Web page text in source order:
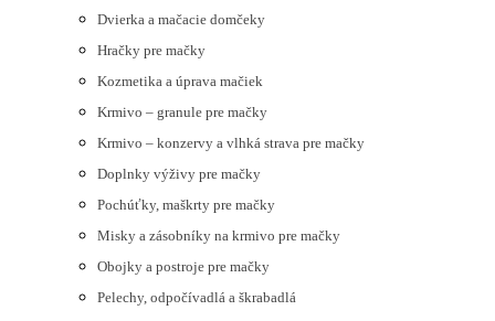
Dvierka a mačacie domčeky
Hračky pre mačky
Kozmetika a úprava mačiek
Krmivo – granule pre mačky
Krmivo – konzervy a vlhká strava pre mačky
Doplnky výživy pre mačky
Pochúťky, maškrty pre mačky
Misky a zásobníky na krmivo pre mačky
Obojky a postroje pre mačky
Pelechy, odpočívadlá a škrabadlá